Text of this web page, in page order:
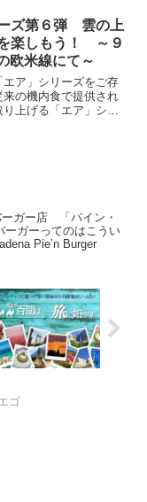
場所は、ニューヨー
ズ第６弾 雲の上
楽しもう！ ～９
欧米線にて～
エア」シリーズをご存
の機内食で提供され
上げる「エア」シリ
ガー店 「パイン・
ーガーってのはこうい
Pie’n Burger
ゴ